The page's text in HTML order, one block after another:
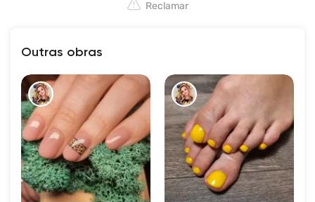
Reclamar
Outras obras